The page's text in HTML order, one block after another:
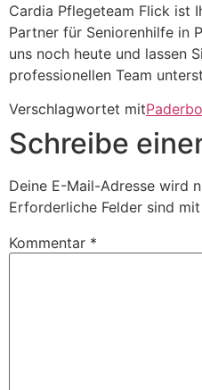
Cardia Pflegeteam Flick ist
Partner für Seniorenhilfe in
uns noch heute und lassen
professionellen Team
Verschlagwortet mit
Schreibe
Deine E-Mail-Adresse wird
Erforderliche Felder sind mit
Kommentar *